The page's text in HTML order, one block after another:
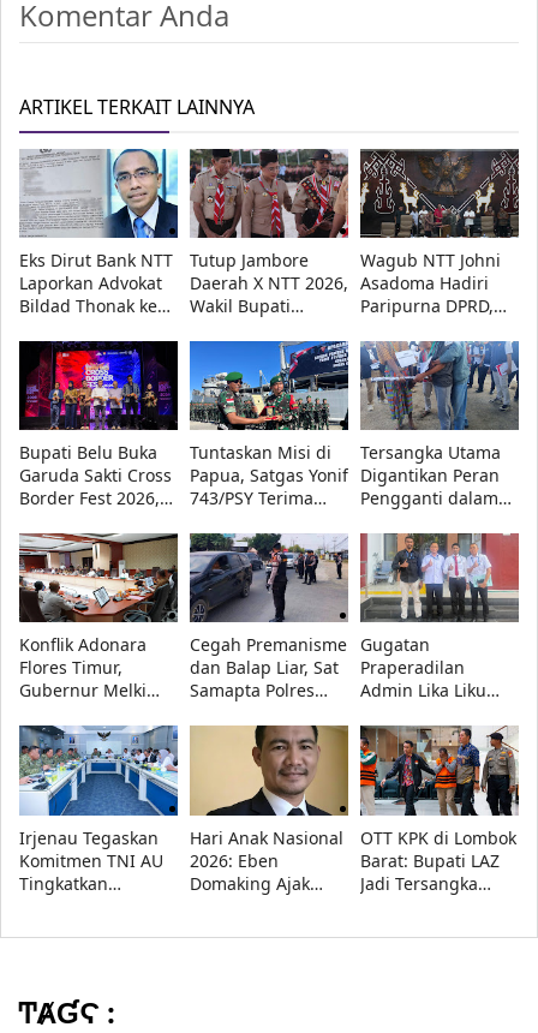
Komentar Anda
ARTIKEL TERKAIT LAINNYA
Eks Dirut Bank NTT
Laporkan Advokat
Bildad Thonak ke
Dugaan Penipuan,
Ini Alasannya!
Tutup Jambore
Daerah X NTT 2026,
Wakil Bupati
Pramuka Tetap
Utamakan
Pendidikan
Wagub NTT Johni
Asadoma Hadiri
Paripurna DPRD,
2027 Disepakati
Bupati Belu Buka
Garuda Sakti Cross
Border Fest 2026,
Jadi Central Festival
of Timor
Tuntaskan Misi di
Papua, Satgas Yonif
743/PSY Terima
Pangdam
XVII/Cenderawasih
Tersangka Utama
Digantikan Peran
Pengganti dalam
Kematian Gustaf
Nabuasa
Konflik Adonara
Flores Timur,
Gubernur Melki
Persoalan Segera
Diselesaikan
Cegah Premanisme
dan Balap Liar, Sat
Samapta Polres
Intensifkan Patroli
di Jalinteng
Sumatera
Gugatan
Praperadilan
Admin Lika Liku
Pengadilan Negeri
Kupang
Menangkan Polda
NTT
Irjenau Tegaskan
Komitmen TNI AU
Tingkatkan
Hari Anak Nasional
2026: Eben
Domaking Ajak
OTT KPK di Lombok
Barat: Bupati LAZ
Jadi Tersangka
ͲȺƓϚ :